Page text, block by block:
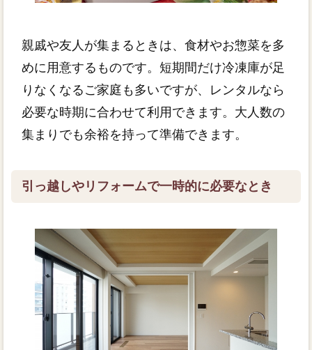
親戚や友人が集まるときは、食材やお惣菜を多
めに用意するものです。短期間だけ冷凍庫が足
りなくなるご家庭も多いですが、レンタルなら
必要な時期に合わせて利用できます。大人数の
集まりでも余裕を持って準備できます。
引っ越しやリフォームで一時的に必要なとき